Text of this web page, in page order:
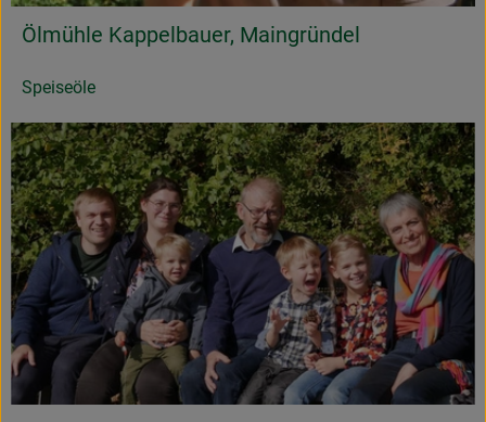
Ölmühle Kappelbauer, Maingründel
Speiseöle